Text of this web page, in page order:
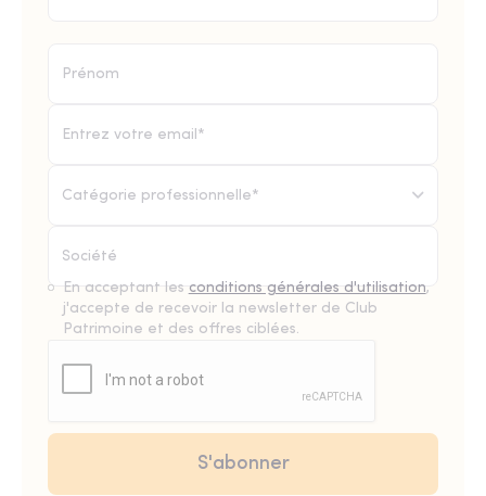
Catégorie professionnelle*
En acceptant les conditions générales d'utilisation,
j'accepte de recevoir la newsletter de Club
Patrimoine et des offres ciblées.